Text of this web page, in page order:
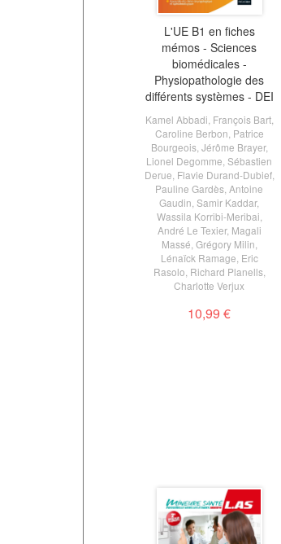
L'UE B1 en fiches
mémos - Sciences
biomédicales -
Physiopathologie des
différents systèmes - DEI
Kamel Abbadi François Bart,
Caroline Berbon Patrice
Bourgeois, Jérôme Brayer,
Lionel Degomme Sébastien
Derue Flavie Durand-Dubief,
Pauline Gardès Antoine
Gaudin Samir Kaddar,
Wassila Korribi-Meribai
André Le Texier, Magali
Massé Grégory Milin
Lénaïck Ramage Eric
Rasolo Richard Planells,
Charlotte Verjux
10,99 €